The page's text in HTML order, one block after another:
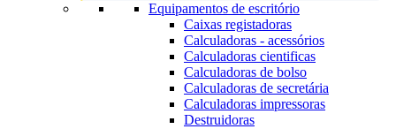
Equipamentos de escritório
Caixas registadoras
Calculadoras - acessórios
Calculadoras cientificas
Calculadoras de bolso
Calculadoras de secretária
Calculadoras impressoras
Destruidoras